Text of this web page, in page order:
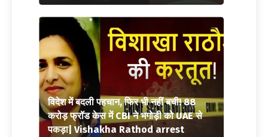
विदेश में बदली पहचान, फिर भी नहीं बची! 88
करोड़ फ्रॉड केस में CBI ने भगोड़ी को UAE से
पकड़ा| Vishakha Rathod arrest